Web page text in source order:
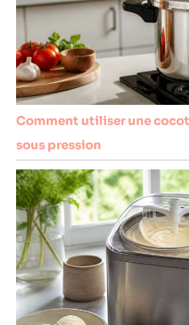
Comment utiliser une
sous pression